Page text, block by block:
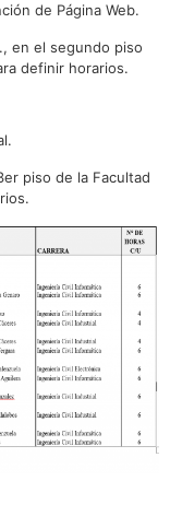
de Página Web.
en el segundo piso
definir horarios.
piso de la Facultad